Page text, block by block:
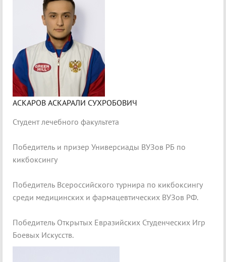
АСКАРОВ АСКАРАЛИ СУХРОБОВИЧ
Студент лечебного факультета
Победитель и призер Универсиады ВУЗов РБ по
кикбоксингу
Победитель Всероссийского турнира по кикбоксингу
среди медицинских и фармацевтических ВУЗов РФ.
Победитель Открытых Евразийских Студенческих Игр
Боевых Искусств.